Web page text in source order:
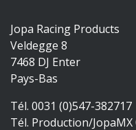
Jopa Racing Products
Veldegge 8
7468 DJ Enter
Pays-Bas
Tél. 0031 (0)547-382717
Tél. Production/JopaMX